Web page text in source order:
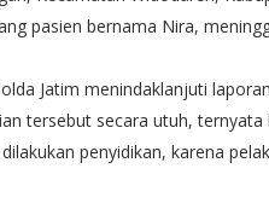
pasien bernama Nira,
Jatim menindaklanjuti
tersebut secara utuh,
penyidikan, karena